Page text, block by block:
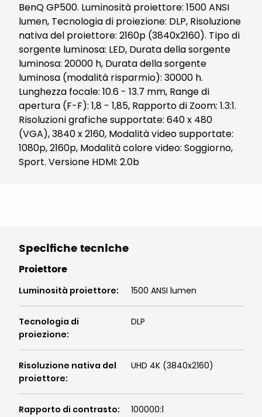
BenQ GP500. Luminosità proiettore: 1500 ANSI
lumen, Tecnologia di proiezione: DLP, Risoluzione
nativa del proiettore: 2160p (3840x2160). Tipo di
sorgente luminosa: LED, Durata della sorgente
luminosa: 20000 h, Durata della sorgente
luminosa (modalità risparmio): 30000 h.
Lunghezza focale: 10.6 - 13.7 mm, Range di
apertura (F-F): 1,8 - 1,85, Rapporto di Zoom: 1.3:1.
Risoluzioni grafiche supportate: 640 x 480
(VGA), 3840 x 2160, Modalità video supportate:
1080p, 2160p, Modalità colore video: Soggiorno,
Sport. Versione HDMI: 2.0b
Specifiche tecniche
Proiettore
Luminosità proiettore: 1500 ANSI lumen
Tecnologia di
proiezione:
DLP
Risoluzione nativa del
proiettore:
UHD 4K (3840x2160)
Rapporto di contrasto: 100000:1